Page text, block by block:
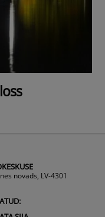
novads, LV-4301